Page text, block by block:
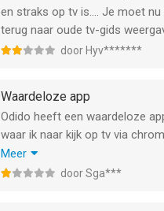
en straks op tv is…. Je moet nu
terug naar oude tv-gids
door Hyv*******
Waardeloze app
Odido heeft een waardeloze
waar ik naar kijk op tv via
een afbeelding van waar ik
informatietekst over het
Meer
door Sga***